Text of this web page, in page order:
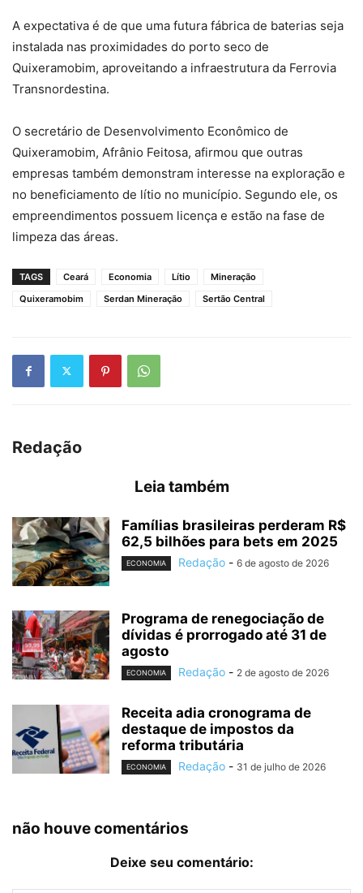
A expectativa é de que uma futura fábrica de baterias seja
instalada nas proximidades do porto seco de
Quixeramobim, aproveitando a infraestrutura da Ferrovia
Transnordestina.
O secretário de Desenvolvimento Econômico de
Quixeramobim, Afrânio Feitosa, afirmou que outras
empresas também demonstram interesse na exploração e
no beneficiamento de lítio no município. Segundo ele, os
empreendimentos possuem licença e estão na fase de
limpeza das áreas.
TAGS Ceará Economia Lítio
Mineração
Quixeramobim
Serdan Mineração Sertão Central
Redação
Leia também
Famílias brasileiras perderam R$
62,5 bilhões para bets em 2025
ECONOMIA Redação - 6 de agosto de 2026
Programa de renegociação de
dívidas é prorrogado até 31 de
agosto
ECONOMIA Redação - 2 de agosto de 2026
Receita adia cronograma de
destaque de impostos da
reforma tributária
ECONOMIA Redação - 31 de julho de 2026
não houve comentários
Deixe seu comentário: